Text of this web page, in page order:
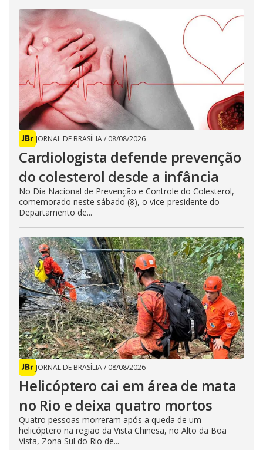
JORNAL DE BRASÍLIA/ 08/08/2026
Cardiologista defende prevenção
do colesterol desde a infância
No Dia Nacional de Prevenção e Controle do Colesterol,
comemorado neste sábado (8), o vice-presidente do
Departamento de...
JORNAL DE BRASÍLIA/ 08/08/2026
Helicóptero cai em área de mata
no Rio e deixa quatro mortos
Quatro pessoas morreram após a queda de um
helicóptero na região da Vista Chinesa, no Alto da Boa
Vista, Zona Sul do Rio de...